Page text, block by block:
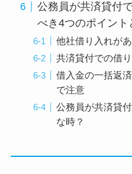
公務員が共済貸付
べき4つのポイント
他社借り入れが
共済貸付での借
借入金の一括返
で注意
公務員が共済貸
な時？